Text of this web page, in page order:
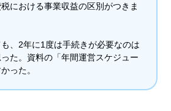
における事業収益の区別がつきま
、2年に1度は手続きが必要なのは
た。資料の「年間運営スケジュー
った。